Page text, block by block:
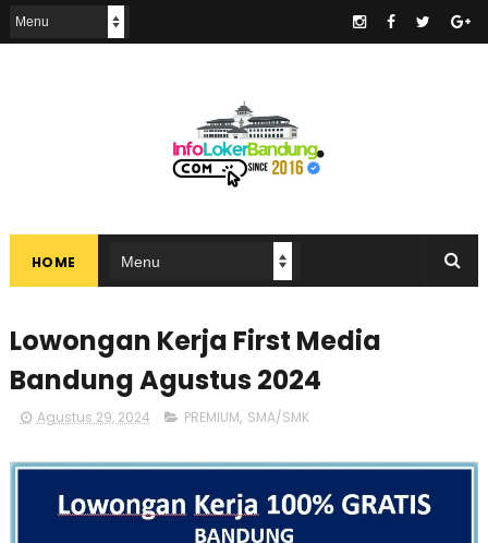
HOME
Lowongan Kerja First Media
Bandung Agustus 2024
Agustus 29, 2024 PREMIUM, SMA/SMK